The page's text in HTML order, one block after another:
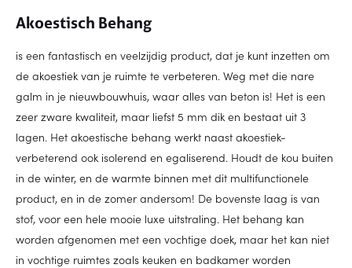
Akoestisch Behang
is een fantastisch en veelzijdig product, dat je kunt inzetten om
de akoestiek van je ruimte te verbeteren. Weg met die nare
galm in je nieuwbouwhuis, waar alles van beton is! Het is een
zeer zware kwaliteit, maar liefst 5 mm dik en bestaat uit 3
lagen. Het akoestische behang werkt naast akoestiek-
verbeterend ook isolerend en egaliserend. Houdt de kou buiten
in de winter, en de warmte binnen met dit multifunctionele
product, en in de zomer andersom! De bovenste laag is van
stof, voor een hele mooie luxe uitstraling. Het behang kan
worden afgenomen met een vochtige doek, maar het kan niet
in vochtige ruimtes zoals keuken en badkamer worden